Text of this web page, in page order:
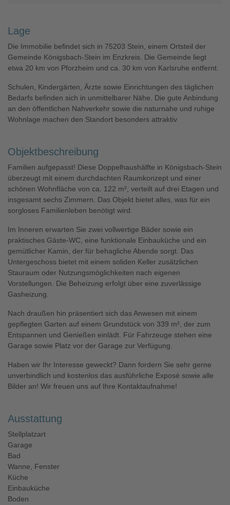
Lage
Die Immobilie befindet sich in 75203 Stein, einem Ortsteil der
Gemeinde Königsbach-Stein im Enzkreis. Die Gemeinde liegt
etwa 20 km von Pforzheim und ca. 30 km von Karlsruhe entfernt.
Schulen, Kindergärten, Ärzte sowie Einrichtungen des täglichen
Bedarfs befinden sich in unmittelbarer Nähe. Die gute Anbindung
an den öffentlichen Nahverkehr sowie die naturnahe und ruhige
Wohnlage machen den Standort besonders attraktiv
Objektbeschreibung
Familien aufgepasst! Diese Doppelhaushälfte in Königsbach-Stein
überzeugt mit einem durchdachten Raumkonzept und einer
schönen Wohnfläche von ca. 122 m², verteilt auf drei Etagen und
insgesamt sechs Zimmern. Das Objekt bietet alles, was für ein
sorgloses Familienleben benötigt wird.
Im Inneren erwarten Sie zwei vollwertige Bäder sowie ein
praktisches Gäste-WC, eine funktionale Einbauküche und ein
gemütlicher Kamin, der für behagliche Abende sorgt. Das
Untergeschoss bietet mit einem soliden Keller zusätzlichen
Stauraum oder Nutzungsmöglichkeiten nach eigenen
Vorstellungen. Die Beheizung erfolgt über eine zuverlässige
Gasheizung.
Nach draußen hin präsentiert sich das Anwesen mit einem
gepflegten Garten auf einem Grundstück von 339 m², der zum
Entspannen und Genießen einlädt. Für Fahrzeuge stehen eine
Garage sowie Platz vor der Garage zur Verfügung.
Haben wir Ihr Interesse geweckt? Dann fordern Sie sehr gerne
unverbindlich und kostenlos das ausführliche Exposé sowie alle
Bilder an! Wir freuen uns auf Ihre Kontaktaufnahme!
Ausstattung
Stellplatzart
Garage
Bad
Wanne, Fenster
Küche
Einbauküche
Boden